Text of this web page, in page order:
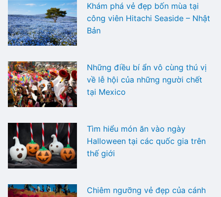
Khám phá vẻ đẹp bốn mùa tại
công viên Hitachi Seaside – Nhật
Bản
Những điều bí ẩn vô cùng thú vị
về lễ hội của những người chết
tại Mexico
Tìm hiểu món ăn vào ngày
Halloween tại các quốc gia trên
thế giới
Chiêm ngưỡng vẻ đẹp của cánh